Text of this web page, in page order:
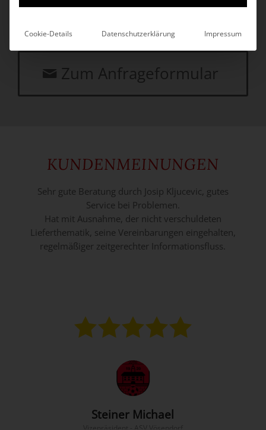
Zum Anfrageformular
KUNDENMEINUNGEN
Sehr gute Beratung durch Josip Kljucevic, gutes
Service bei Problemen.
Hat mit Ausnahme, der nicht verschuldeten
Lieferthematik, seine Vereinbarungen eingehalten,
regelmäßiger zeitgerechter Informationsfluss.
Steiner Michael
Weiter
Cookie-Details Datenschutzerklärung Impressum